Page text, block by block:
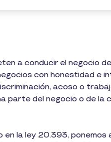
a conducir el negocio
con honestidad e
acoso o
parte del negocio o de la
la ley 20.393, ponemos